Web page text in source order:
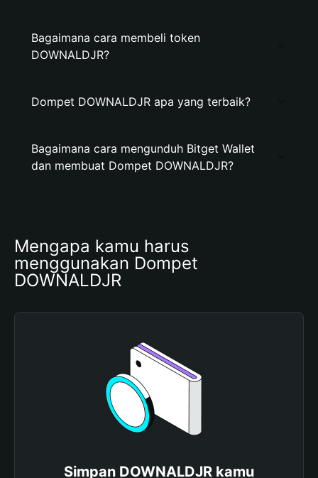
Bagaimana cara membeli token
DOWNALDJR?
Dompet DOWNALDJR apa yang terbaik?
Bagaimana cara mengunduh Bitget Wallet
dan membuat Dompet DOWNALDJR?
Mengapa kamu harus
menggunakan Dompet
DOWNALDJR
Simpan DOWNALDJR kamu